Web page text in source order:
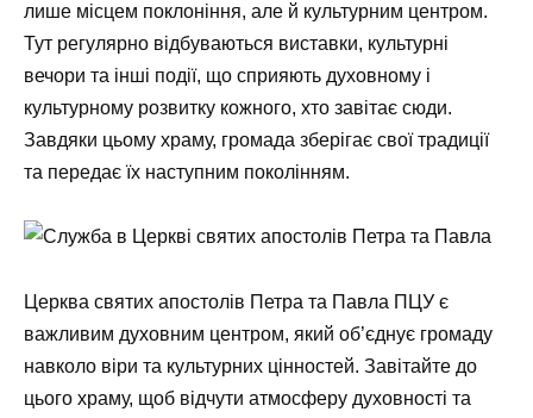
лише місцем поклоніння, але й культурним центром.
Тут регулярно відбуваються виставки, культурні
вечори та інші події, що сприяють духовному і
культурному розвитку кожного, хто завітає сюди.
Завдяки цьому храму, громада зберігає свої традиції
та передає їх наступним поколінням.
Церква святих апостолів Петра та Павла ПЦУ є
важливим духовним центром, який об’єднує громаду
навколо віри та культурних цінностей. Завітайте до
цього храму, щоб відчути атмосферу духовності та